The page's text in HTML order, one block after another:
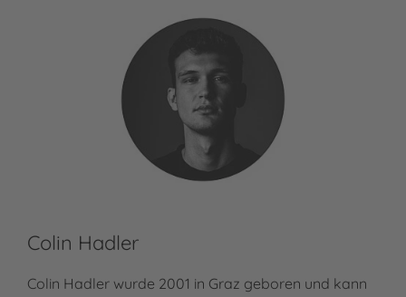
Colin Hadler
Colin Hadler wurde 2001 in Graz geboren und kann